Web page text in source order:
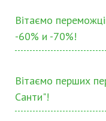
Вітаємо
-60% и -70%!
Вітаємо перших
Санти"!